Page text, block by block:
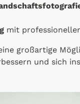
mit
großartige
und sich